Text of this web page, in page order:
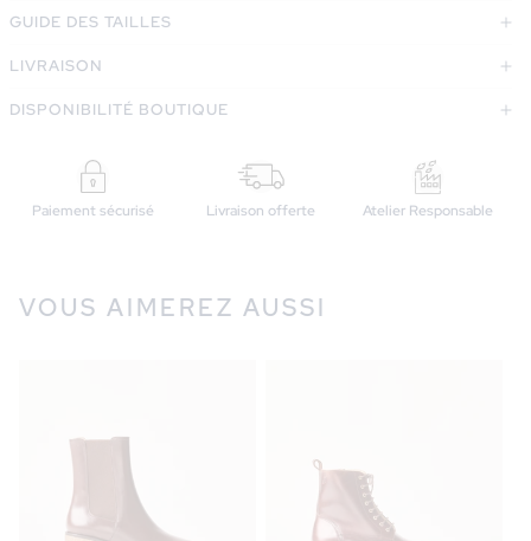
GUIDE DES TAILLES
LIVRAISON
DISPONIBILITÉ BOUTIQUE
Paiement sécurisé Livraison offerte Atelier Responsable
VOUS AIMEREZ AUSSI